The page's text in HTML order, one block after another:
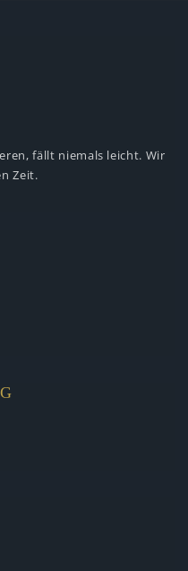
fällt niemals leicht. Wir
Zeit.